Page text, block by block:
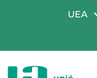
UEA